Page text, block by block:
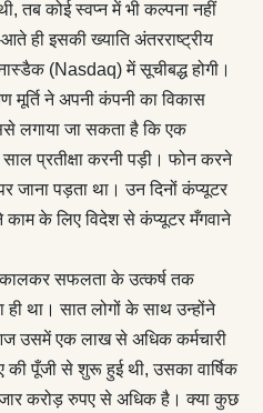
तब कोई स्वप्न में भी कल्पना नहीं
ही इसकी ख्याति अंतरराष्‍ट्रीय
(Nasdaq) में सूचीबद्ध होगी।
मूर्ति ने अपनी कंपनी का विकास
लगाया जा सकता है कि एक
प्रतीक्षा करनी पड़ी। फोन करने
जाना पड़ता था। उन दिनों कंप्यूटर
के लिए विदेश से कंप्यूटर मँगवाने
सफलता के उत्कर्ष तक
ही था। सात लोगों के साथ उन्होंने
उसमें एक लाख से अधिक कर्मचारी
पूँजी से शुरू हुई थी, उसका वार्षिक
करोड़ रुपए से अधिक है। क्या कुछ